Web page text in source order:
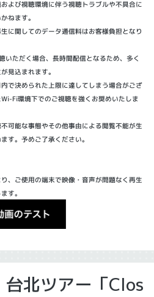
よび視聴環境に伴う視聴トラブルや不具合に
ねます。
に関してのデータ通信料はお客様負担となり
ただく場合、長時間配信となるため、多く
見込まれます。
で決められた上限に達してしまう場合がござ
Fi環境下でのご視聴を強くお奨めいたしま
可能な事態やその他事由による閲覧不能が生
す。予めご了承ください。
、ご使用の端末で映像・音声が問題なく再生
す。
台北ツアー「Clos